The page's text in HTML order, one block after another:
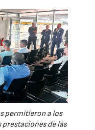
permitieron a los
de las